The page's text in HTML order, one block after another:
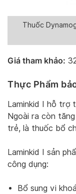
Thuốc
Giá tham khảo:
Thực Phẩm
Laminkid I hỗ trợ
Ngoài ra còn
trẻ, là thuốc bổ
Laminkid I sản
công dụng:
Bổ sung vi